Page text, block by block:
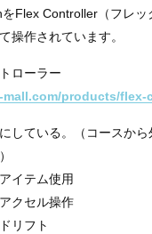
Flex Controller（フレッ
操作されています。
ローラー
mall.com/products/flex-
している。（コースか
イテム使用
クセル操作
リフト